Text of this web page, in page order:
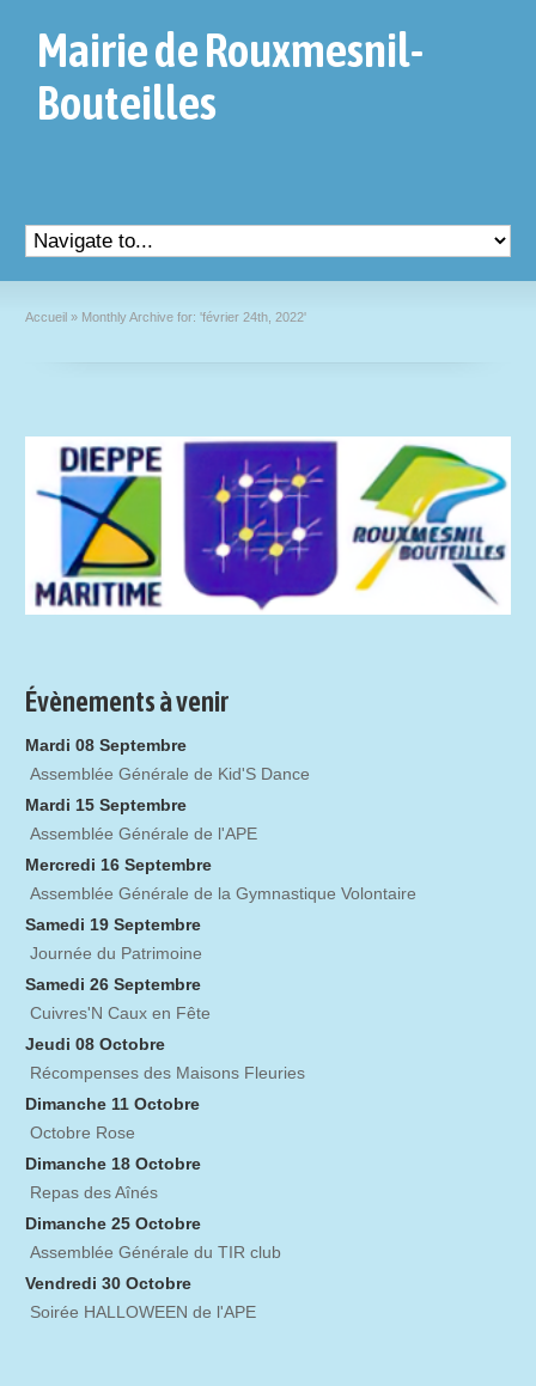
Mairie de Rouxmesnil-
Bouteilles
Accueil » Monthly Archive for: 'février 24th, 2022'
Évènements à venir
Mardi 08 Septembre
Assemblée Générale de Kid'S Dance
Mardi 15 Septembre
Assemblée Générale de l'APE
Mercredi 16 Septembre
Assemblée Générale de la Gymnastique Volontaire
Samedi 19 Septembre
Journée du Patrimoine
Samedi 26 Septembre
Cuivres'N Caux en Fête
Jeudi 08 Octobre
Récompenses des Maisons Fleuries
Dimanche 11 Octobre
Octobre Rose
Dimanche 18 Octobre
Repas des Aînés
Dimanche 25 Octobre
Assemblée Générale du TIR club
Vendredi 30 Octobre
Soirée HALLOWEEN de l'APE